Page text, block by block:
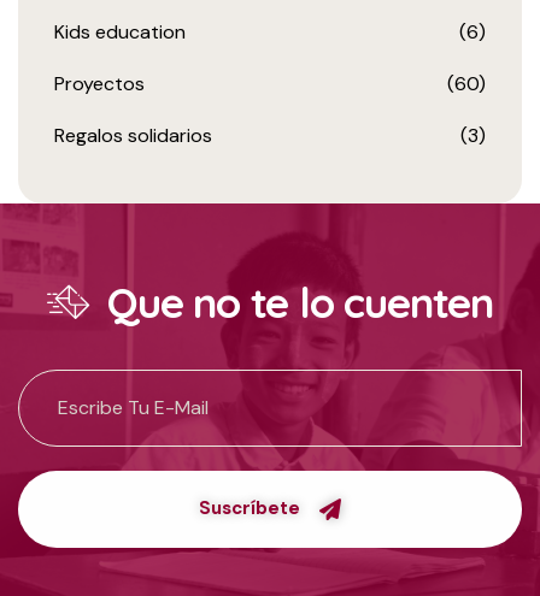
Kids education (6)
Proyectos (60)
Regalos solidarios (3)
Que no te lo cuenten
Suscríbete